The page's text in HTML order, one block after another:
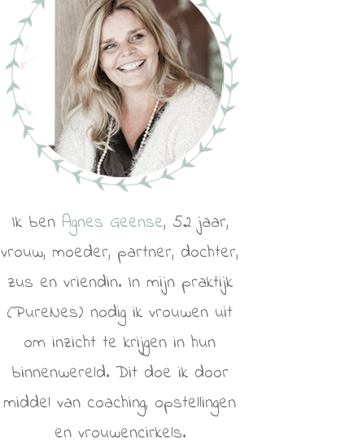
Ik ben Agnes Geense, 52 jaar,
vrouw, moeder, partner, dochter,
zus en vriendin. In mijn praktijk
(PureNes) nodig ik vrouwen uit
om inzicht te krijgen in hun
binnenwereld. Dit doe ik door
middel van coaching, opstellingen
en vrouwencirkels.